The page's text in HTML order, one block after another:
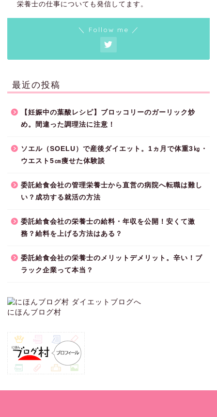
栄養士の仕事についても発信してます。
＼ Follow me ／
最近の投稿
【妊娠中の葉酸レシピ】ブロッコリーのガーリック炒
め。間違った調理法に注意！
ソエル（SOELU）で産後ダイエット。1ヵ月で体重3㎏・
ウエスト5㎝痩せた体験談
委託給食会社の管理栄養士から直営の病院へ転職は難し
い？成功する就活の方法
委託給食会社の栄養士の給料・年収を公開！安くて激
務？給料を上げる方法はある？
委託給食会社の栄養士のメリットデメリット。辛い！ブ
ラック企業って本当？
にほんブログ村